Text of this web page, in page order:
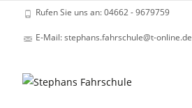
Rufen Sie uns an: 04662 - 9679759
E-Mail: stephans.fahrschule@t-online.de